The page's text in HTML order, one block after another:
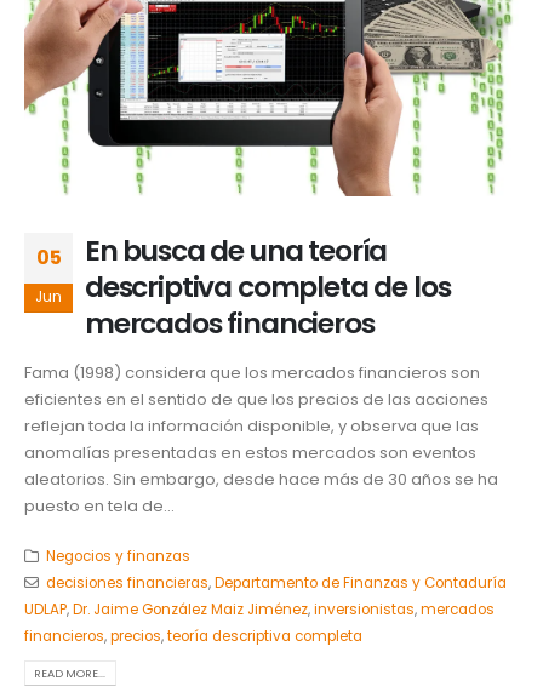
05
Jun
En busca de una teoría
descriptiva completa de los
mercados financieros
Fama (1998) considera que los mercados financieros son
eficientes en el sentido de que los precios de las acciones
reflejan toda la información disponible, y observa que las
anomalías presentadas en estos mercados son eventos
aleatorios. Sin embargo, desde hace más de 30 años se ha
puesto en tela de...
Negocios y finanzas
decisiones financieras,Departamento de Finanzas y Contaduría
UDLAP,Dr. Jaime González Maiz Jiménez,inversionistas,mercados
financieros,precios,teoría descriptiva completa
READ MORE...